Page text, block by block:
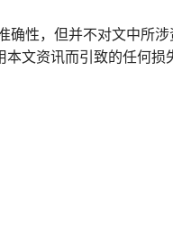
性，但并不对文中所
文资讯而引致的任何损